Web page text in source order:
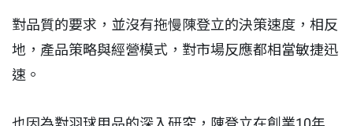
對品質的要求，並沒有拖慢陳登立的決策速度，相反
地，產品策略與經營模式，對市場反應都相當敏捷迅
速。